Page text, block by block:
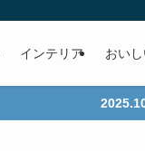
インテリア おい